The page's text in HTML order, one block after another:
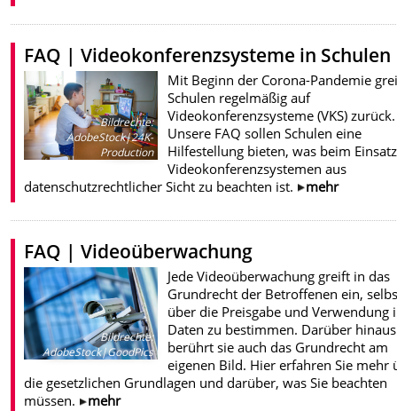
FAQ | Videokonferenzsysteme in Schulen
Bildrechte:
AdobeStock|24K-
Production
Mit Beginn der Corona-Pandemie
Schulen regelmäßig auf
Videokonferenzsysteme (VKS) zurück.
Unsere FAQ sollen Schulen eine
Hilfestellung bieten, was beim
Videokonferenzsystemen aus
datenschutzrechtlicher Sicht zu beachten ist.
mehr
FAQ | Videoüberwachung
Bildrechte:
AdobeStock|GoodPics
Jede Videoüberwachung greift in das
Grundrecht der Betroffenen ein,
über die Preisgabe und Verwendung
Daten zu bestimmen. Darüber hinaus
berührt sie auch das Grundrecht am
eigenen Bild. Hier erfahren Sie mehr
die gesetzlichen Grundlagen und darüber, was Sie beachten
müssen.
mehr